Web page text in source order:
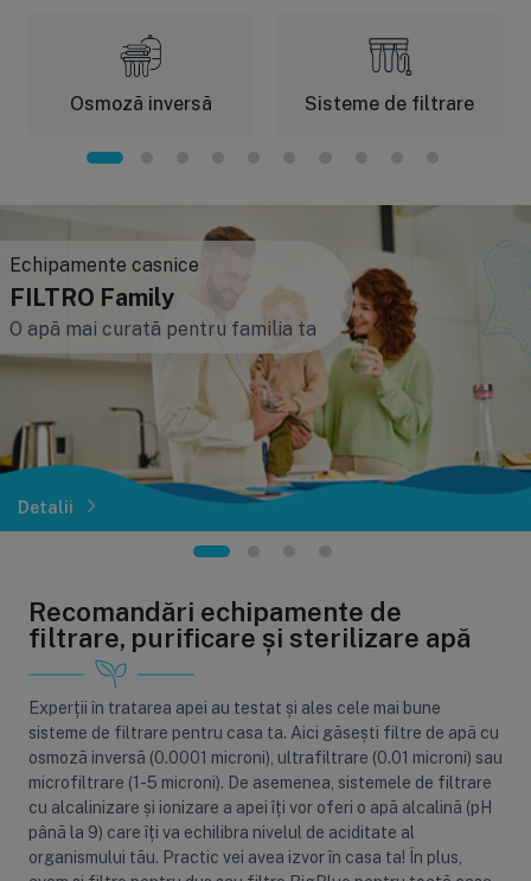
Dozatoare
Sisteme economice Seturi de
Osmoză inversă Sisteme de filtrare
Echipamente casnice
FILTRO Family
O apă mai curată pentru familia ta
Detalii
Recomandări echipamente de
filtrare, purificare și sterilizare apă
Experții în tratarea apei au testat și ales cele mai bune
sisteme de filtrare pentru casa ta. Aici găsești filtre de apă cu
osmoză inversă (0.0001 microni), ultrafiltrare (0.01 microni) sau
microfiltrare (1-5 microni). De asemenea, sistemele de filtrare
cu alcalinizare și ionizare a apei îți vor oferi o apă alcalină (pH
până la 9) care îți va echilibra nivelul de aciditate al
organismului tău. Practic vei avea izvor în casa ta! În plus,